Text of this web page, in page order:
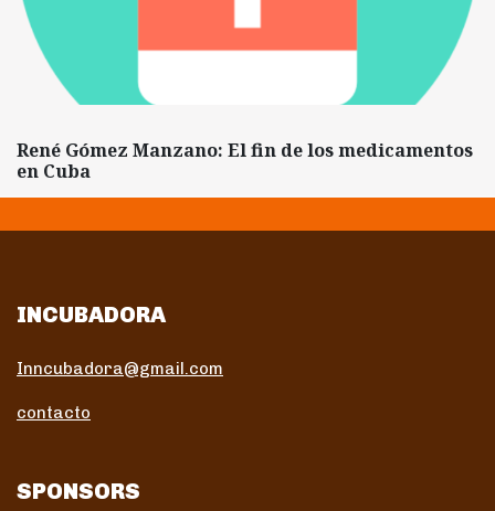
René Gómez Manzano: El fin de los medicamentos
en Cuba
INCUBADORA
Inncubadora@gmail.com
contacto
SPONSORS